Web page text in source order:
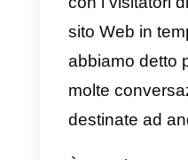
risposta